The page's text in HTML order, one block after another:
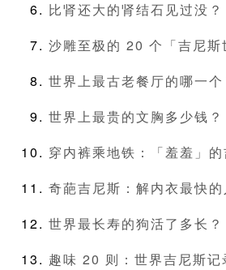
比肾还大的肾结石见过没？
沙雕至极的 20 个「吉尼斯
世界上最古老餐厅的哪一个
世界上最贵的文胸多少钱？
穿内裤乘地铁：「羞羞」
奇葩吉尼斯：解内衣最快的
世界最长寿的狗活了多长？
趣味 20 则：世界吉尼斯记